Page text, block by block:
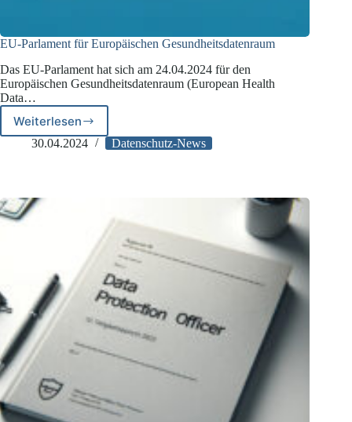
EU-Parlament für Europäischen Gesundheitsdatenraum
Das EU-Parlament hat sich am 24.04.2024 für den
Europäischen Gesundheitsdatenraum (European Health
Data…
Weiterlesen
EU-
Parlament
30.04.2024 Datenschutz-News